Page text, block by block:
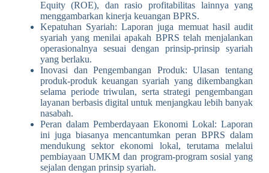
Equity (ROE), dan rasio profitabilitas lainnya yang
menggambarkan kinerja keuangan BPRS.
Kepatuhan Syariah: Laporan juga memuat hasil audit
syariah yang menilai apakah BPRS telah menjalankan
operasionalnya sesuai dengan prinsip-prinsip syariah
yang berlaku.
Inovasi dan Pengembangan Produk: Ulasan tentang
produk-produk keuangan syariah yang dikembangkan
selama periode triwulan, serta strategi pengembangan
layanan berbasis digital untuk menjangkau lebih banyak
nasabah.
Peran dalam Pemberdayaan Ekonomi Lokal: Laporan
ini juga biasanya mencantumkan peran BPRS dalam
mendukung sektor ekonomi lokal, terutama melalui
pembiayaan UMKM dan program-program sosial yang
sejalan dengan prinsip syariah.